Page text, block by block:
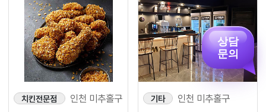
치킨전문점 인천 미추홀구 기타 인천 미추홀구
상담
문의